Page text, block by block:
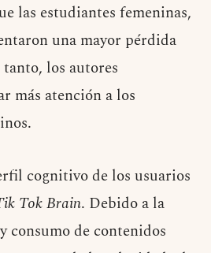
las estudiantes femeninas,
una mayor pérdida
los autores
más atención a los
cognitivo de los usuarios
Tok Brain. Debido a la
consumo de contenidos